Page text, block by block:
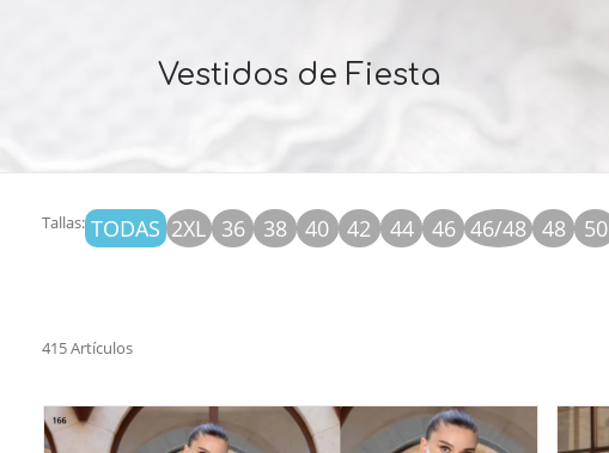
Vestidos de Fiesta
Tallas: TODAS 2XL 36 38 40 42 44 46 46/48 48 50
415 Artículos